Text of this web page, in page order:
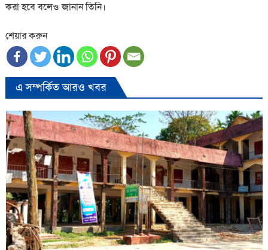
করা হবে বলেও জানান তিনি।
শেয়ার করুন
এ সম্পর্কিত আরও খবর